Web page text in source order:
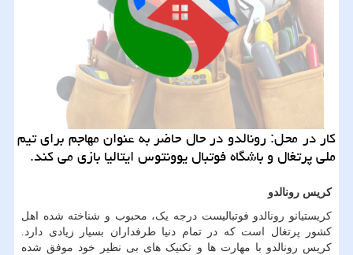
كار در محل: رونالدو در حال حاضر به عنوان مهاجم برای تیم
ملی پرتغال و باشگاه فوتبال یوونتوس ایتالیا بازی می كند.
کریس رونالدو
کریستیانو رونالدو فوتبالیست درجه یک، محبوب و شناخته شده اهل
کشور پرتغال است که در تمام دنیا طرفداران بسیار زیادی دارد.
کریس رونالدو با مهارت ها و تکنیک های بی نظیر خود موفق شده